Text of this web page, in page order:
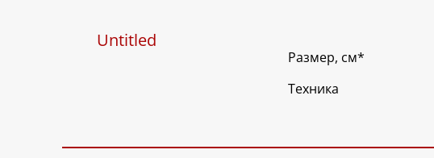
Untitled
Размер, см*
Техника